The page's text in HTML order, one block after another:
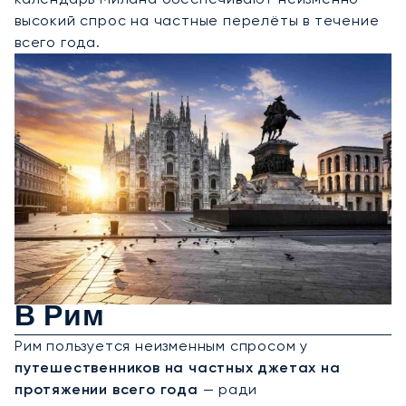
высокий спрос на частные перелёты в течение
всего года.
Аренда Частного Джета
В Рим
Рим пользуется неизменным спросом у
путешественников на частных джетах на
протяжении всего года — ради